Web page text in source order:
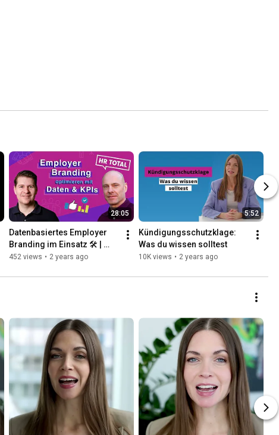
28:05
Datenbasiertes Employer
Branding im Einsatz 🛠️ |
Deep Dive mit Philipp
452 views • 2 years ago
5:52
Kündigungsschutzklage:
Was du wissen solltest
10K views • 2 years ago